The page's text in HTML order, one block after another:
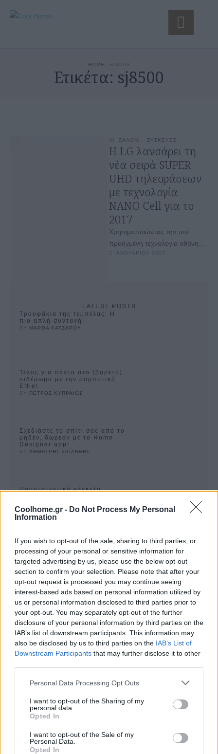
Coolhome.gr - Do Not Process My Personal
Information
If you wish to opt-out of the sale, sharing to third parties, or
processing of your personal or sensitive information for
targeted advertising by us, please use the below opt-out
section to confirm your selection. Please note that after your
opt-out request is processed you may continue seeing
interest-based ads based on personal information utilized by
us or personal information disclosed to third parties prior to
your opt-out. You may separately opt-out of the further
disclosure of your personal information by third parties on the
IAB’s list of downstream participants. This information may
also be disclosed by us to third parties on the IAB’s List of
Downstream Participants that may further disclose it to other
Personal Data Processing Opt Outs
I want to opt-out of the Sharing of my
personal data.
Opted In
I want to opt-out of the Sale of my
Personal Data.
Opted In
HOME SJ8500
Ετικέτα: sj8500
IN ΣΑΛΟΝΙ ΣΥΣΚΕΥΕΣ
Η LG λανσάρει τη
νέα σειρά SUPER
UHD τηλεοράσεων
με τεχνολογία
NANO Cell για το
2017
Χρησιμοποιώντας την πιο
προηγμένη τεχνολογία οθόνης
με ενίσχυση χρώματος μέχρι
3 ΙΑΝΟΥΑΡΙΟΥ 2017
LATEST POSTS
Τρουφάκια της τεμπέλας: Η
πιο απλή συνταγή!
BY ΜΑΡΘΑ ΚΑΤΣΑΡΟΥ
Τέλος για πάντα στο (βαρετό)
σιδέρωμα με την ρομποτική
Effie!
BY ΠΕΤΡΟΣ ΚΥΠΡΑΙΟΣ
Σχεδιάστε το σπίτι σας από το
μηδέν, δωρεάν με το Home
Designer app!
BY ΔΗΜΗΤΡΗΣ ΣΚΙΑΝΝΗΣ
Προστατευτικά κάγκελα
BY ΠΕΤΡΟΣ ΚΥΠΡΑΙΟΣ
FOLLOW
US
@COOLH
OMEGR